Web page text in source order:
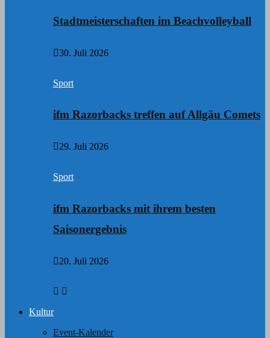
Stadtmeisterschaften im Beachvolleyball
30. Juli 2026
Sport
ifm Razorbacks treffen auf Allgäu Comets
29. Juli 2026
Sport
ifm Razorbacks mit ihrem besten
Saisonergebnis
20. Juli 2026
Kultur
Event-Kalender